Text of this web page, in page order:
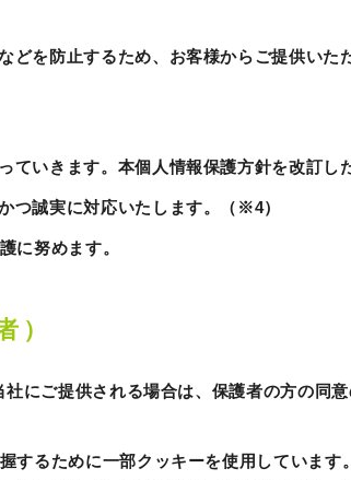
を防止するため、お客様からご提供いた
いきます。本個人情報保護方針を改訂し
つ誠実に対応いたします。（※4）
に努めます。
）
ご提供される場合は、保護者の方の同
るために一部クッキーを使用しています